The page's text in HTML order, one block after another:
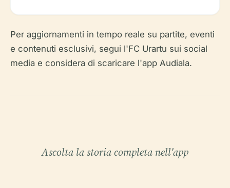
Per aggiornamenti in tempo reale su partite, eventi
e contenuti esclusivi, segui l'FC Urartu sui social
media e considera di scaricare l'app Audiala.
Ascolta la storia completa nell'app